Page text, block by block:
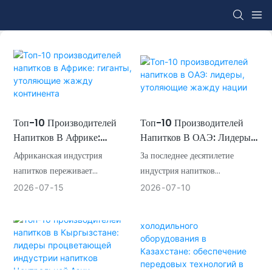
Топ-10 Производителей
Напитков В Африке:
Гиганты, Утоляющие
Жажду Континента
Африканская индустрия
напитков переживает
стремительную
растущим населением,
урбанизацией и увеличением
располагаемых доходов на
2026 07 15
Топ-10 Производителей
Напитков В ОАЭ: Лидеры,
Утоляющие Жажду Нации
За последнее десятилетие
индустрия напитков
Объединенных Арабских
обусловленный молодым и
разнообразным населением,
бурным развитием туризма и
2026 07 10